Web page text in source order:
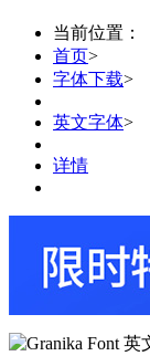
当前位置：
首页>
字体下载>
英文字体>
详情